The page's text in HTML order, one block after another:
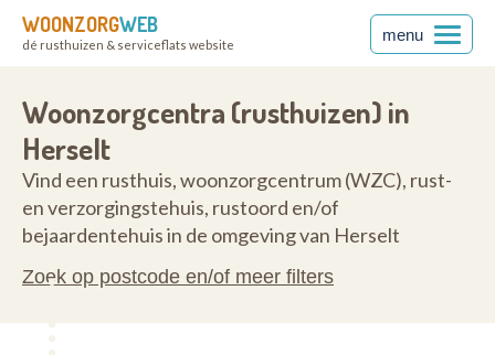
WOONZORGWEB
dé rusthuizen & serviceflats website
menu
Woonzorgcentra (rusthuizen) in
Herselt
Vind een rusthuis, woonzorgcentrum (WZC), rust-
en verzorgingstehuis, rustoord en/of
bejaardentehuis in de omgeving van Herselt
Zoek op postcode en/of meer filters